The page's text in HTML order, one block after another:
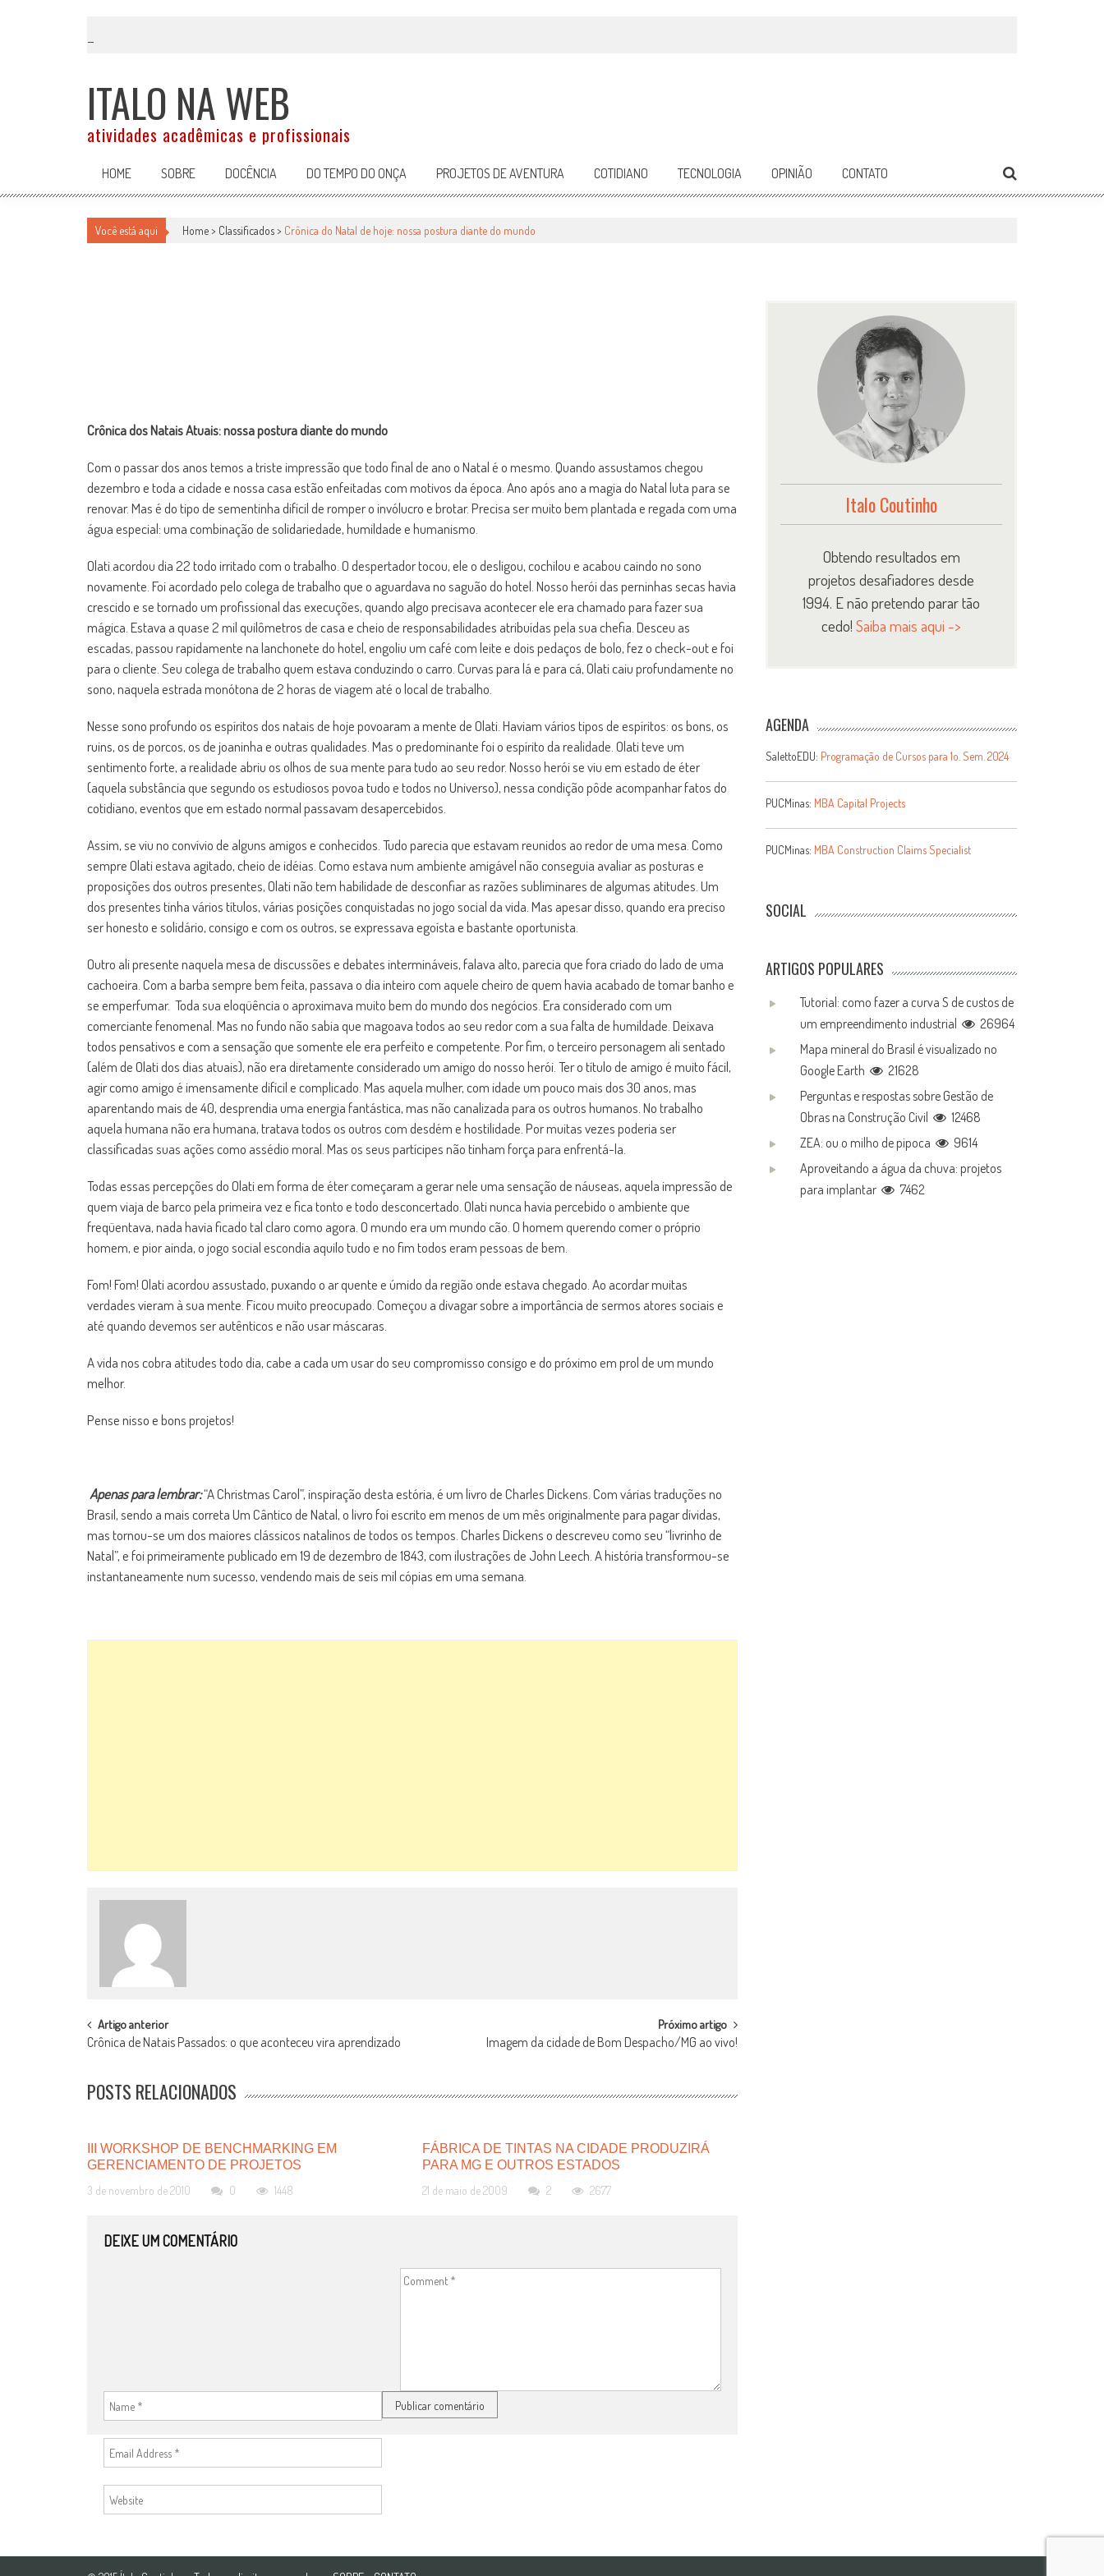
ITALO NA WEB
atividades acadêmicas e profissionais
HOME SOBRE DOCÊNCIA DO TEMPO DO ONÇA PROJETOS DE AVENTURA COTIDIANO TECNOLOGIA OPINIÃO CONTATO
Você está aqui Home > Classificados> Crônica do Natal de hoje: nossa postura diante do mundo
CRÔNICA DO NATAL DE HOJE: NOSSA POSTURA DIANTE DO MUNDO
Classificados
Crônica dos Natais Atuais: nossa postura diante do mundo
Com o passar dos anos temos a triste impressão que todo final de ano o Natal é o mesmo. Quando assustamos chegou
dezembro e toda a cidade e nossa casa estão enfeitadas com motivos da época. Ano após ano a magia do Natal luta para se
renovar. Mas é do tipo de sementinha difícil de romper o invólucro e brotar. Precisa ser muito bem plantada e regada com uma
água especial: uma combinação de solidariedade, humildade e humanismo.
Olati acordou dia 22 todo irritado com o trabalho. O despertador tocou, ele o desligou, cochilou e acabou caindo no sono
novamente. Foi acordado pelo colega de trabalho que o aguardava no saguão do hotel. Nosso herói das perninhas secas havia
crescido e se tornado um profissional das execuções, quando algo precisava acontecer ele era chamado para fazer sua
mágica. Estava a quase 2 mil quilômetros de casa e cheio de responsabilidades atribuídas pela sua chefia. Desceu as
escadas, passou rapidamente na lanchonete do hotel, engoliu um café com leite e dois pedaços de bolo, fez o check-out e foi
para o cliente. Seu colega de trabalho quem estava conduzindo o carro. Curvas para lá e para cá, Olati caiu profundamente no
sono, naquela estrada monótona de 2 horas de viagem até o local de trabalho.
Nesse sono profundo os espíritos dos natais de hoje povoaram a mente de Olati. Haviam vários tipos de espíritos: os bons, os
ruins, os de porcos, os de joaninha e outras qualidades. Mas o predominante foi o espírito da realidade. Olati teve um
sentimento forte, a realidade abriu os olhos de sua mente para tudo ao seu redor. Nosso herói se viu em estado de éter
(aquela substância que segundo os estudiosos povoa tudo e todos no Universo), nessa condição pôde acompanhar fatos do
cotidiano, eventos que em estado normal passavam desapercebidos.
Assim, se viu no convívio de alguns amigos e conhecidos. Tudo parecia que estavam reunidos ao redor de uma mesa. Como
sempre Olati estava agitado, cheio de idéias. Como estava num ambiente amigável não conseguia avaliar as posturas e
proposições dos outros presentes, Olati não tem habilidade de desconfiar as razões subliminares de algumas atitudes. Um
dos presentes tinha vários títulos, várias posições conquistadas no jogo social da vida. Mas apesar disso, quando era preciso
ser honesto e solidário, consigo e com os outros, se expressava egoísta e bastante oportunista.
Outro ali presente naquela mesa de discussões e debates intermináveis, falava alto, parecia que fora criado do lado de uma
cachoeira. Com a barba sempre bem feita, passava o dia inteiro com aquele cheiro de quem havia acabado de tomar banho e
se emperfumar. Toda sua eloqüência o aproximava muito bem do mundo dos negócios. Era considerado com um
comerciante fenomenal. Mas no fundo não sabia que magoava todos ao seu redor com a sua falta de humildade. Deixava
todos pensativos e com a sensação que somente ele era perfeito e competente. Por fim, o terceiro personagem ali sentado
(além de Olati dos dias atuais), não era diretamente considerado um amigo do nosso herói. Ter o título de amigo é muito fácil,
agir como amigo é imensamente difícil e complicado. Mas aquela mulher, com idade um pouco mais dos 30 anos, mas
aparentando mais de 40, desprendia uma energia fantástica, mas não canalizada para os outros humanos. No trabalho
aquela humana não era humana, tratava todos os outros com desdém e hostilidade. Por muitas vezes poderia ser
classificadas suas ações como assédio moral. Mas os seus partícipes não tinham força para enfrentá-la.
Todas essas percepções do Olati em forma de éter começaram a gerar nele uma sensação de náuseas, aquela impressão de
quem viaja de barco pela primeira vez e fica tonto e todo desconcertado. Olati nunca havia percebido o ambiente que
freqüentava, nada havia ficado tal claro como agora. O mundo era um mundo cão. O homem querendo comer o próprio
homem, e pior ainda, o jogo social escondia aquilo tudo e no fim todos eram pessoas de bem.
Fom! Fom! Olati acordou assustado, puxando o ar quente e úmido da região onde estava chegado. Ao acordar muitas
verdades vieram à sua mente. Ficou muito preocupado. Começou a divagar sobre a importância de sermos atores sociais e
até quando devemos ser autênticos e não usar máscaras.
A vida nos cobra atitudes todo dia, cabe a cada um usar do seu compromisso consigo e do próximo em prol de um mundo
melhor.
Pense nisso e bons projetos!
Apenas para lembrar:“A Christmas Carol”, inspiração desta estória, é um livro de Charles Dickens. Com várias traduções no
Brasil, sendo a mais correta Um Cântico de Natal, o livro foi escrito em menos de um mês originalmente para pagar dívidas,
mas tornou-se um dos maiores clássicos natalinos de todos os tempos. Charles Dickens o descreveu como seu “livrinho de
Natal”, e foi primeiramente publicado em 19 de dezembro de 1843, com ilustrações de John Leech. A história transformou-se
instantaneamente num sucesso, vendendo mais de seis mil cópias em uma semana.
POST
NAVIGATION
Artigo anterior
Crônica de Natais Passados: o que aconteceu vira aprendizado
Próximo artigo
Imagem da cidade de Bom Despacho/MG ao vivo!
POSTS RELACIONADOS
III WORKSHOP DE BENCHMARKING EM
GERENCIAMENTO DE PROJETOS
3 de novembro de 2010
0 1448
FÁBRICA DE TINTAS NA CIDADE PRODUZIRÁ
PARA MG E OUTROS ESTADOS
21 de maio de 2009
2 2677
DEIXE UM COMENTÁRIO
Italo Coutinho
Obtendo resultados em
projetos desafiadores desde
1994. E não pretendo parar tão
cedo!Saiba mais aqui ->
AGENDA
SalettoEDU: Programação de Cursos para 1o. Sem. 2024
PUCMinas: MBA Capital Projects
PUCMinas: MBA Construction Claims Specialist
SOCIAL
ARTIGOS POPULARES
Tutorial: como fazer a curva S de custos de
um empreendimento industrial
26964
Mapa mineral do Brasil é visualizado no
Google Earth
21628
Perguntas e respostas sobre Gestão de
Obras na Construção Civil
12468
ZEA: ou o milho de pipoca
9614
Aproveitando a água da chuva: projetos
para implantar
7462